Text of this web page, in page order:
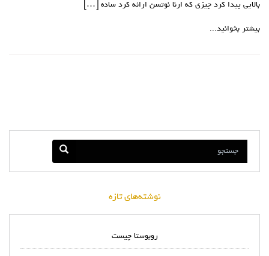
بالایی پیدا کرد چیزی که ارنا نوتسن ارائه کرد ساده […]
بیشتر بخوانید...
نوشته‌های تازه
روبوستا چیست